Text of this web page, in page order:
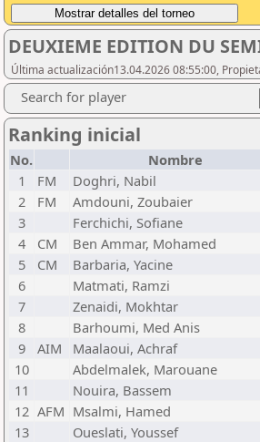
DEUXIEME EDITION DU
Última actualización13.04.2026 08:55:00,
Search for player
Ranking inicial
No. Nombre
1
FM Doghri, Nabil
2
FM Amdouni, Zoubaier
3
Ferchichi, Sofiane
4
CM Ben Ammar, Mohamed
5
CM Barbaria, Yacine
6
Matmati, Ramzi
7
Zenaidi, Mokhtar
8
Barhoumi, Med Anis
9
AIM Maalaoui, Achraf
10
Abdelmalek, Marouane
11
Nouira, Bassem
12 AFM Msalmi, Hamed
13
Oueslati, Youssef